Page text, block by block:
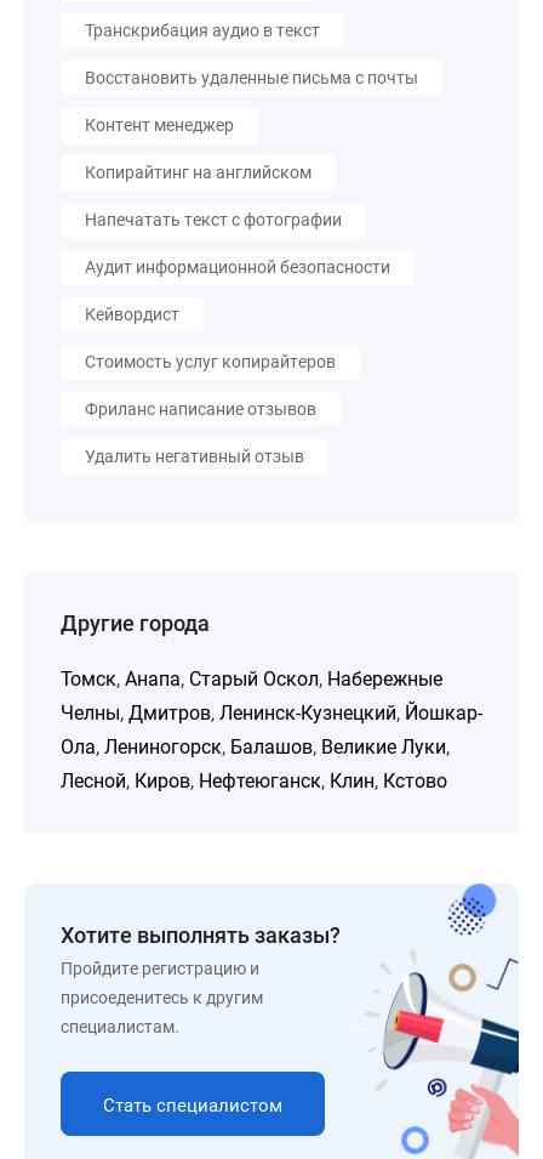
Транскрибация аудио в текст
Восстановить удаленные письма с почты
Контент менеджер
Копирайтинг на английском
Напечатать текст с фотографии
Аудит информационной безопасности
Кейвордист
Стоимость услуг копирайтеров
Фриланс написание отзывов
Удалить негативный отзыв
Другие города
Томск, Анапа, Старый Оскол, Набережные
Челны, Дмитров, Ленинск-Кузнецкий, Йошкар-
Ола, Лениногорск, Балашов, Великие Луки,
Лесной, Киров, Нефтеюганск, Клин, Кстово
Хотите выполнять заказы?
Пройдите регистрацию и
присоеденитесь к другим
специалистам.
Стать специалистом